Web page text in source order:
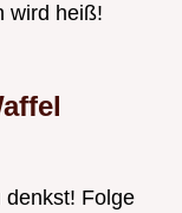
wird heiß!
denkst! Folge